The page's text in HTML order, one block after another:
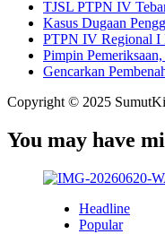
TJSL PTPN IV
Kasus Dugaan
PTPN IV Regional I
Pimpin
Gencarkan
Copyright © 2025
You may have
Headline
Popular